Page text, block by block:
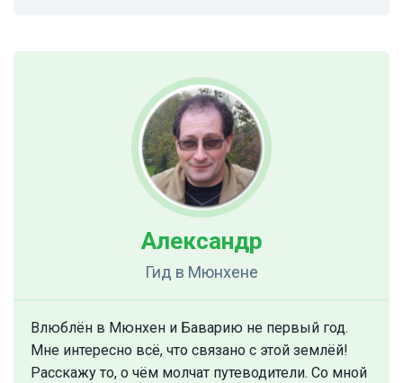
Александр
Гид в Мюнхене
Влюблён в Мюнхен и Баварию не первый год.
Мне интересно всё, что связано с этой землёй!
Расскажу то, о чём молчат путеводители. Со мной